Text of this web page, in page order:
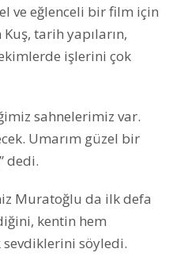
ve eğlenceli bir film için
tarih yapıların,
işlerini çok
sahnelerimiz var.
Umarım güzel bir
dedi.
Muratoğlu da ilk defa
kentin hem
sevdiklerini söyledi.